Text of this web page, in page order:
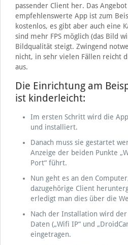
passender Client her. Das
empfehlenswerte App ist zum
kostenlos, es gibt aber auch eine
sind mehr FPS möglich (das Bild
Bildqualität steigt. Zwingend
nicht, in sehr vielen Fällen reicht
aus.
Die Einrichtung am
ist kinderleicht:
Im ersten Schritt wird die
und installiert.
Danach muss sie gestartet
Anzeige der beiden Punkte
Port“ führt.
Nun geht es an den
dazugehörige Client
erledigt man dies über die
Nach der Installation wird
Daten („Wifi IP“ und
eingetragen.